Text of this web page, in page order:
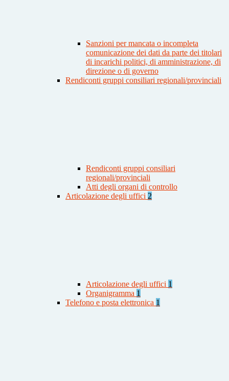
Sanzioni per mancata o incompleta
comunicazione dei dati da parte dei titolari
di incarichi politici, di amministrazione, di
direzione o di governo
Rendiconti gruppi consiliari regionali/provinciali
Rendiconti gruppi consiliari
regionali/provinciali
Atti degli organi di controllo
Articolazione degli uffici 2
Articolazione degli uffici 1
Organigramma 1
Telefono e posta elettronica 1